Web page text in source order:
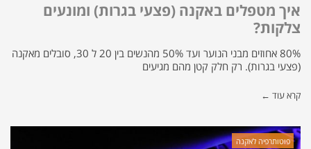
איך מטפלים באקנה (פצעי בגרות) ומונעים
צלקות?
80% אחוזים מבני הנוער ועד 50% מהנשים בין 20 ל 30, סובלים מאקנה
(פצעי בגרות). רק חלק קטן מהם מגיעים
קרא עוד ←
פוטותרפיה לאקנה